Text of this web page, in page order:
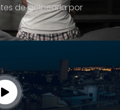
de golpearla por